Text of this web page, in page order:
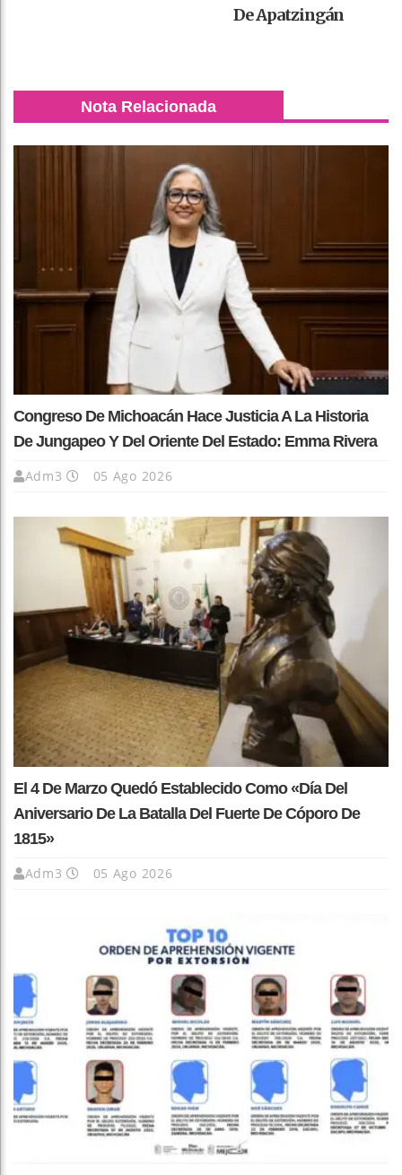
De Apatzingán
Nota Relacionada
Congreso De Michoacán Hace Justicia A La Historia
De Jungapeo Y Del Oriente Del Estado: Emma Rivera
Adm3 05 Ago 2026
El 4 De Marzo Quedó Establecido Como «Día Del
Aniversario De La Batalla Del Fuerte De Cóporo De
1815»
Adm3 05 Ago 2026